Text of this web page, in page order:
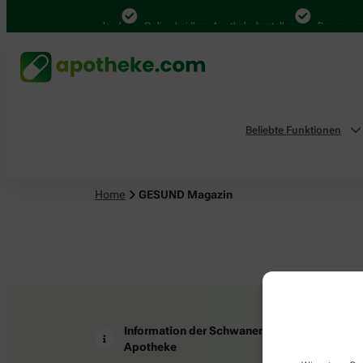
4.000 Mal in Deutschland Online bei Ihrer Apotheke bestellen Bequem
Beliebte Funktionen
Home GESUND Magazin
Information der Schwanen
Apotheke